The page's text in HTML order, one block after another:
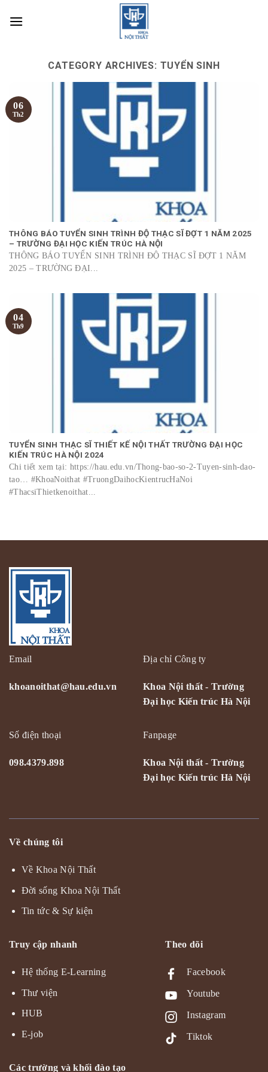
CATEGORY ARCHIVES: TUYỂN SINH
THÔNG BÁO TUYỂN SINH TRÌNH ĐỘ THẠC SĨ ĐỢT 1 NĂM 2025
– TRƯỜNG ĐẠI HỌC KIẾN TRÚC HÀ NỘI
THÔNG BÁO TUYỂN SINH TRÌNH ĐỘ THẠC SĨ ĐỢT 1 NĂM
2025 – TRƯỜNG ĐẠI...
06
Th2
TUYỂN SINH THẠC SĨ THIẾT KẾ NỘI THẤT TRƯỜNG ĐẠI HỌC
KIẾN TRÚC HÀ NỘI 2024
Chi tiết xem tại: https://hau.edu.vn/Thong-bao-so-2-Tuyen-sinh-dao-
tao… #KhoaNoithat #TruongDaihocKientrucHaNoi
#ThacsiThietkenoithat...
04
Th9
Email
khoanoithat@hau.edu.vn
Địa chỉ Công ty
Khoa Nội thất - Trường
Đại học Kiến trúc Hà Nội
Số điện thoại
098.4379.898
Fanpage
Khoa Nội thất - Trường
Đại học Kiến trúc Hà Nội
Về chúng tôi
Về Khoa Nội Thất
Đời sống Khoa Nội Thất
Tin tức & Sự kiện
Truy cập nhanh
Hệ thống E-Learning
Thư viện
HUB
E-job
Theo dõi
Facebook
Youtube
Instagram
Tiktok
Các trường và khối đào tạo